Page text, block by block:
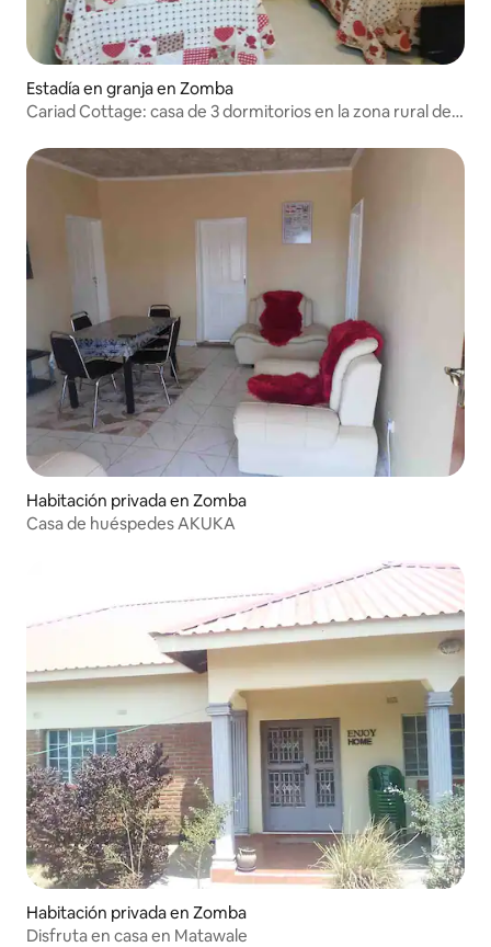
Estadía en granja en Zomba
Cariad Cottage: casa de 3 dormitorios en la zona rural de
Habitación privada en Zomba
Casa de huéspedes AKUKA
Habitación privada en Zomba
Disfruta en casa en Matawale